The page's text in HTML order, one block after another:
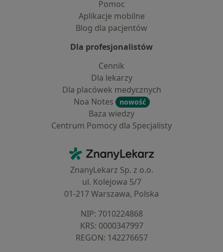
Pomoc
Aplikacje mobilne
Blog dla pacjentów
Dla profesjonalistów
Cennik
Dla lekarzy
Dla placówek medycznych
Noa Notes
nowość
Baza wiedzy
Centrum Pomocy dla Specjalisty
ZnanyLekarz - Strona główna
ZnanyLekarz Sp. z o.o.
ul. Kolejowa 5/7
01-217 Warszawa, Polska
NIP: ⁠7010224868
KRS: ⁠0000347997
REGON: ⁠142276657